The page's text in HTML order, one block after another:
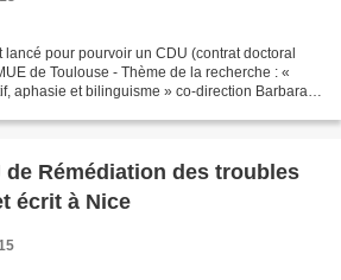
pour pourvoir un CDU (contrat doctoral
de Toulouse - Thème de la recherche : «
aphasie et bilinguisme » co-direction Barbara
de Rémédiation des troubles
écrit à Nice